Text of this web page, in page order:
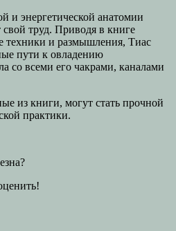
и энергетической анатомии
свой труд. Приводя в книге
техники и размышления, Тиас
пути к овладению
со всеми его чакрами, каналами
из книги, могут стать прочной
практики.